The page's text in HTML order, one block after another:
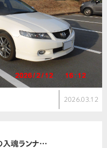
2026.03.12
入魂ランナ…